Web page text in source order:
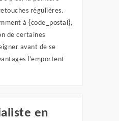
régulières.
à {code_postal},
de certaines
avant de se
l’emportent
en